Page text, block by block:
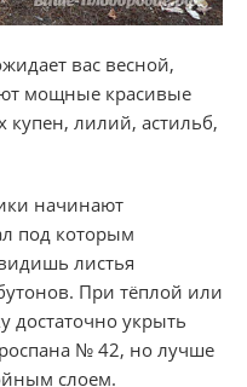
вас весной,
мощные красивые
купен, лилий, астильб,
начинают
под которым
листья
При тёплой или
достаточно укрыть
№ 42, но лучше
слоем.